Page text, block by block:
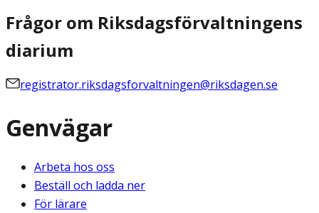
Frågor om Riksdagsförvaltningens
diarium
registrator.riksdagsforvaltningen@riksdagen.se
Genvägar
Arbeta hos oss
Beställ och ladda ner
För lärare